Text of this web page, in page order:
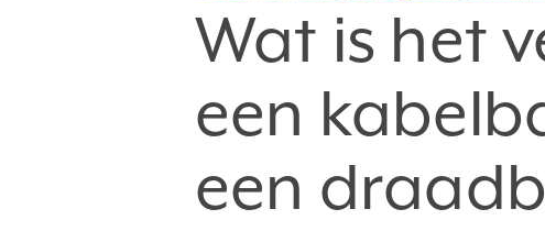
Wat is het
een
een